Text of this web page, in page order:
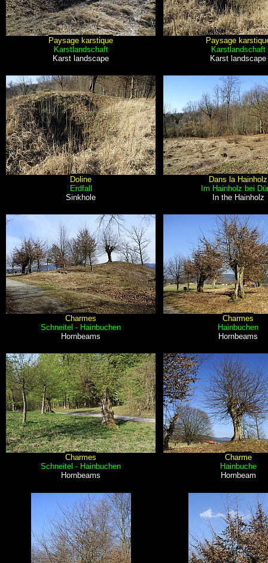
Paysage karstique
Karstlandschaft
Karst landscape
Paysage
Karstlandschaft
Karst landscape
Doline
Erdfall
Sinkhole
Dans la Hainholz
Im Hainholz bei
In the Hainholz
Charmes
Schneitel - Hainbuchen
Hornbeams
Charmes
Hainbuchen
Hornbeams
Charmes
Schneitel - Hainbuchen
Hornbeams
Charme
Hainbuche
Hornbeam